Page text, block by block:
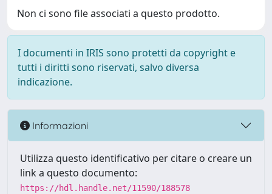
Non ci sono file associati a questo prodotto.
I documenti in IRIS sono protetti da copyright e
tutti i diritti sono riservati, salvo diversa
indicazione.
Informazioni
Utilizza questo identificativo per citare o creare un
link a questo documento:
https://hdl.handle.net/11590/188578